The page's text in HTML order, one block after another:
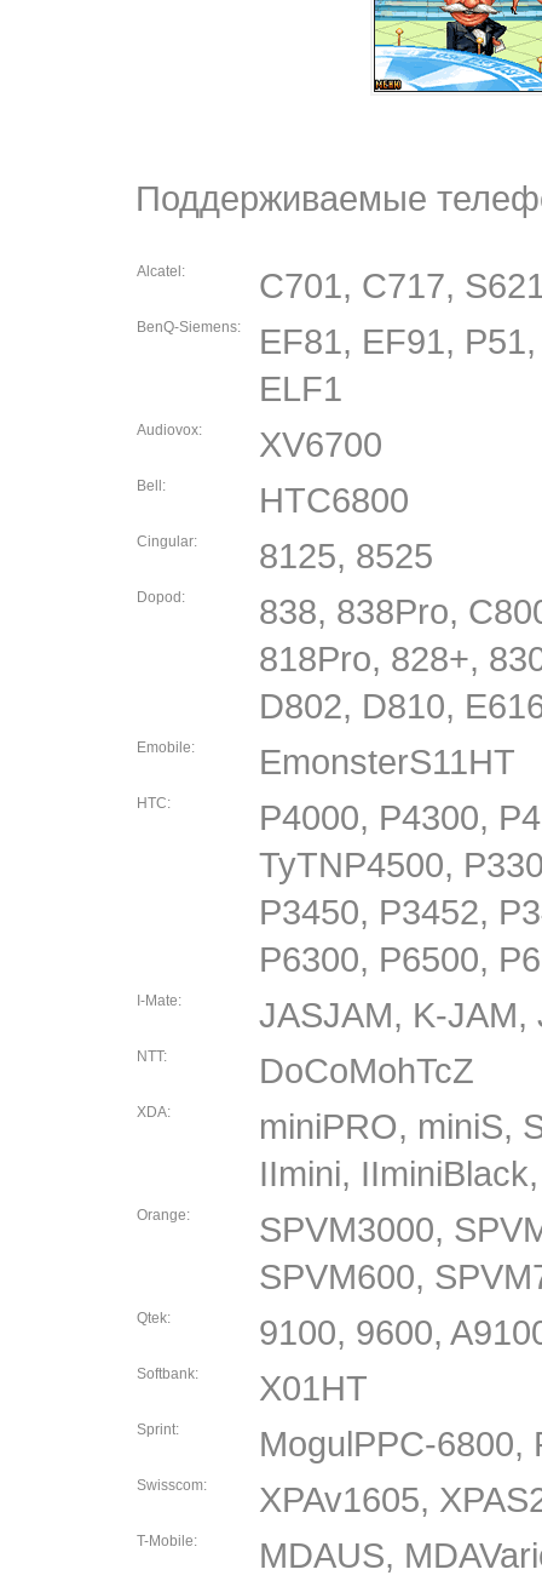
Поддерживаемые
Alcatel: C701, C717,
BenQ-Siemens:
EF81, EF91,
ELF1
Audiovox: XV6700
Bell: HTC6800
Cingular: 8125, 8525
Dopod:
838, 838Pro,
818Pro, 828+,
D802, D810,
Emobile: EmonsterS11HT
HTC:
P4000, P4300,
TyTNP4500,
P3450, P3452,
P6300, P6500,
I-Mate: JASJAM, K-JAM,
NTT: DoCoMohTcZ
XDA:
miniPRO, miniS,
IImini,
Orange:
SPVM3000,
SPVM600,
Qtek: 9100, 9600,
Softbank: X01HT
Sprint: MogulPPC-6800,
Swisscom: XPAv1605,
T-Mobile:
MDAUS,